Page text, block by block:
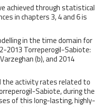
achieved through statistical
in chapters 3, 4 and 6 is
in the time domain for
2013 Torreperogil-Sabiote:
(b), and 2014
the activity rates related to
Sabiote, during the
of this long-lasting, highly-